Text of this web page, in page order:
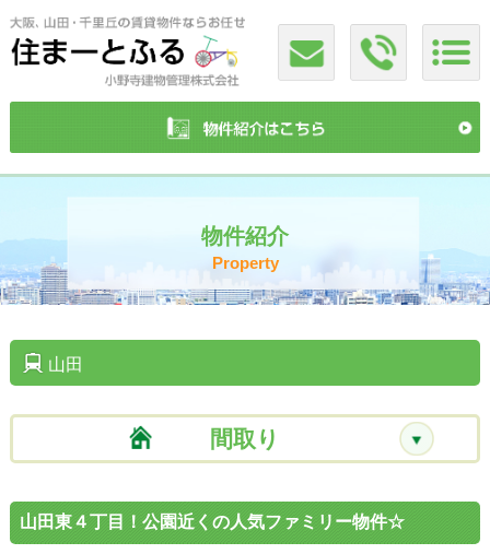
物件紹介
Property
山田
間取り
山田東４丁目！公園近くの人気ファミリー物件☆